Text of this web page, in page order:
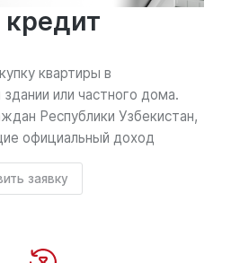
квартиры в
или частного дома.
Республики Узбекистан,
официальный доход
заявку